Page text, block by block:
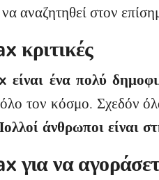
αναζητηθεί στον
κριτικές
ένα πολύ
τον κόσμο. Σχεδόν
άνθρωποι είναι
να